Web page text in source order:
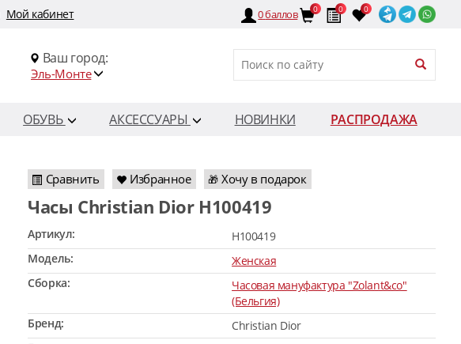
Мой кабинет 0баллов 0 0 0
Ваш город:
Эль-Монте
ОБУВЬ АКСЕССУАРЫ НОВИНКИ
РАСПРОДАЖА
Сравнить Избранное 🎁 Хочу в подарок
Часы Christian Dior H100419
Артикул:
H100419
Модель:
Женская
Сборка:
Часовая мануфактура "Zolant&co"
(Бельгия)
Бренд:
Christian Dior